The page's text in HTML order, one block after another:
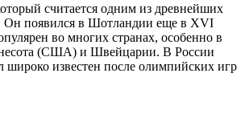
считается одним из древнейших
Он появился в Шотландии еще в XVI
во многих странах, особенно в
(США) и Швейцарии. В России
широко известен после олимпийских игр